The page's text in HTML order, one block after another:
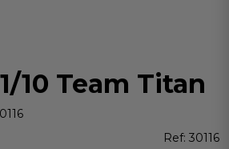
10 Team Titan
Ref: 30116